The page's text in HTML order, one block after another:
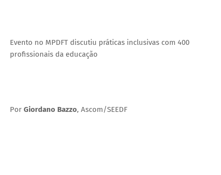
Evento no MPDFT discutiu práticas inclusivas com 400
profissionais da educação
Por Giordano Bazzo, Ascom/SEEDF